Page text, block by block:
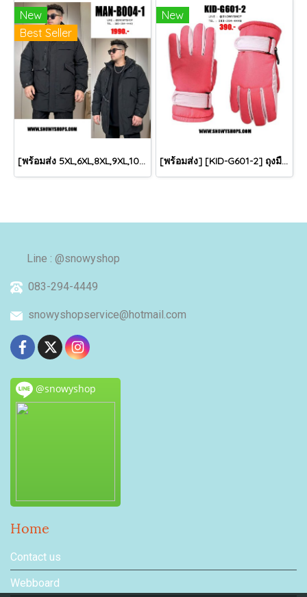
New
Best Seller
[พร้อมส่ง 5XL,6XL,8XL,9XL,10XL] [Man-B004-1] Down Jackets BigSize เสื้อโค้ทขนเป็ดกันหนาวสีดำชายไซด์ใหญ่ มีหมวกฮู้ด ซิปด้านหน้า กันน้ำ ใส่กันหนาวติดลบได้อย่างดี
New
[พร้อมส่ง] [KID-G601-2] ถุงมือกันหนาวเด็กสีชมพูเข้ม ซับขนด้านใน ใส่กันหนาวเล่นหิมะได้ (เหมาะสำหรับเด็ก 3-5ขวบ)
Line : @snowyshop
083-294-4449
snowyshopservice@hotmail.com
@snowyshop
Home
Contact us
Webboard